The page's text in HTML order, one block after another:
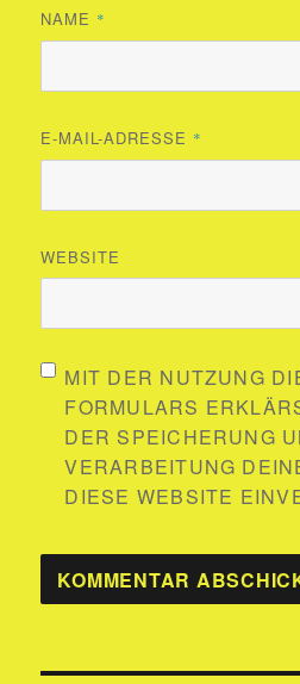
NAME *
E-MAIL-ADRESSE *
WEBSITE
MIT DER NUTZUNG
FORMULARS
DER SPEICHERUNG
VERARBEITUNG
DIESE WEBSITE